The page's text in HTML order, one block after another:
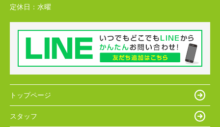
定休日： 水曜
トップページ
スタッフ